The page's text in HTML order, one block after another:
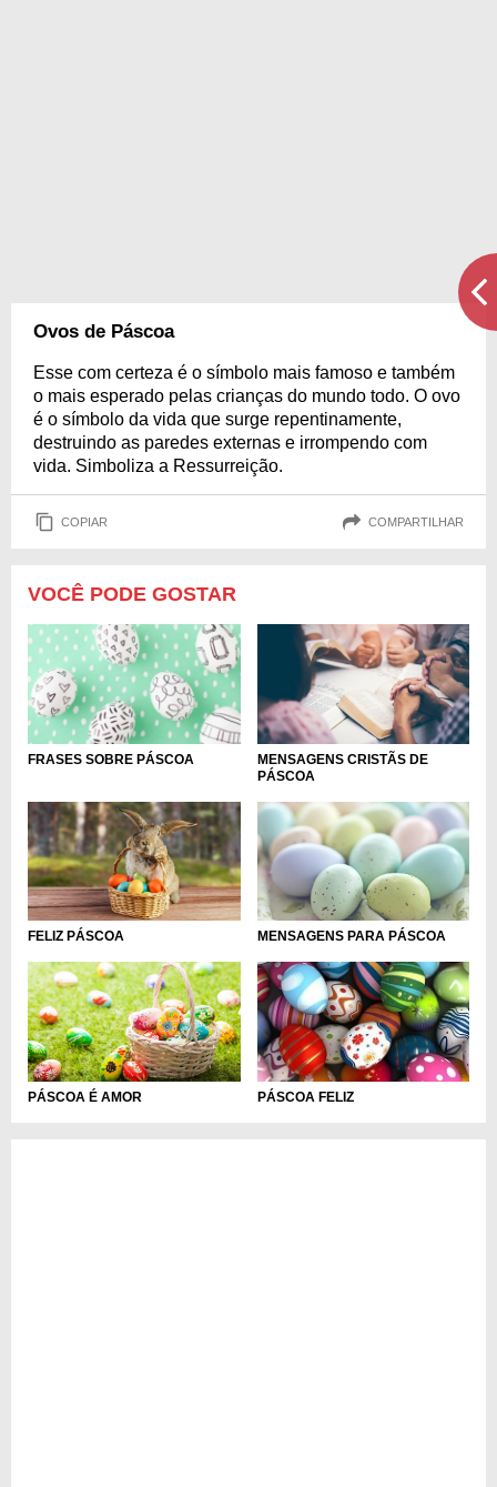
Ovos de Páscoa
Esse com certeza é o símbolo mais famoso e também
o mais esperado pelas crianças do mundo todo. O ovo
é o símbolo da vida que surge repentinamente,
destruindo as paredes externas e irrompendo com
vida. Simboliza a Ressurreição.
COPIAR COMPARTILHAR
VOCÊ PODE GOSTAR
FRASES SOBRE PÁSCOA
MENSAGENS CRISTÃS DE
PÁSCOA
FELIZ PÁSCOA MENSAGENS PARA PÁSCOA
PÁSCOA É AMOR PÁSCOA FELIZ